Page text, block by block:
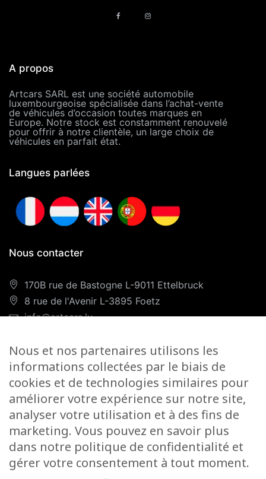
A propos
Artcars SARL est une société automobile
luxembourgeoise spécialisée dans l’achat-vente
de véhicules d’occasion toutes marques en
Europe. Notre stock est constamment renouvelé
pour offrir à notre clientèle, un large choix de
véhicules en parfait état.
Langues parlées
Nous contacter
170B rue de Bastogne L-9011 Ettelbruck
8 rue de l'Avenir L-3895 Foetz
info@artcars.lu
GSM : +352 661 701 701
Nos horaires
Lundi-Vendredi :9H00/12H00 & 13H00/18H00
Samedi :
Foetz : 9H00/12H00
Ettelbruck :9H00/12H00
Nous et nos partenaires utilisons les
informations collectées par le biais de
cookies et de technologies similaires pour
améliorer votre expérience sur notre site,
analyser votre utilisation et à des fins de
marketing. Vous pouvez en savoir plus
dans notre politique de confidentialité et
gérer votre consentement à tout moment.